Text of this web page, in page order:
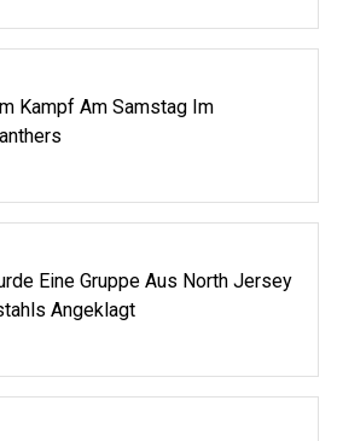
Kampf Am Samstag Im
Eine Gruppe Aus North Jersey
Angeklagt